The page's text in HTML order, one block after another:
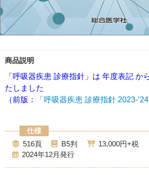
商品説明
「呼吸器疾患 診療指針」は 年度表記 か
たしました
（前版：
「呼吸器疾患 診療指針 2023-’24
516 B5
13,000
2024年12月